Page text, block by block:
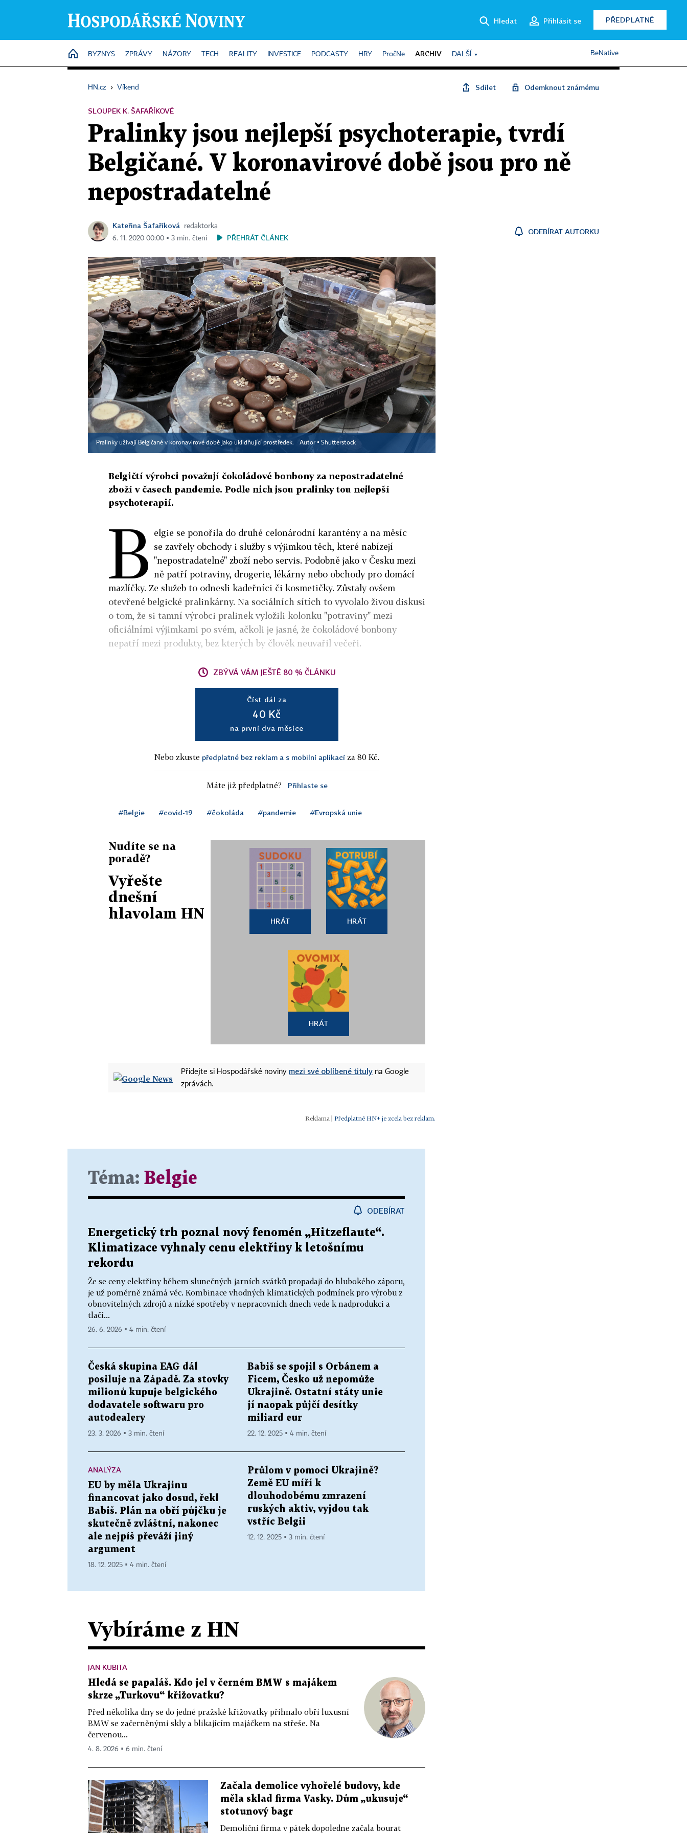
Hledat Přihlásit se PŘEDPLATNÉ
HOME
BYZNYS ZPRÁVY NÁZORY TECH REALITY INVESTICE PODCASTY HRY PročNe ARCHIV DALŠÍ BeNative
HN.cz › Víkend Sdílet Odemknout známému
SLOUPEK K. ŠAFAŘÍKOVÉ
Pralinky jsou nejlepší psychoterapie, tvrdí
Belgičané. V koronavirové době jsou pro ně
nepostradatelné
Kateřina Šafaříková
redaktorka
6. 11. 2020 00:00 ▪ 3 min. čtení
PŘEHRÁT ČLÁNEK
ODEBÍRAT AUTORKU
Pralinky užívají Belgičané v koronavirové době jako uklidňující prostředek. Autor ▪ Shutterstock
Belgičtí výrobci považují čokoládové bonbony za nepostradatelné
zboží v časech pandemie. Podle nich jsou pralinky tou nejlepší
psychoterapií.
B elgie se ponořila do druhé celonárodní karantény a na měsíc
se zavřely obchody i služby s výjimkou těch, které nabízejí
"nepostradatelné" zboží nebo servis. Podobně jako v Česku mezi
ně patří potraviny, drogerie, lékárny nebo obchody pro domácí
mazlíčky. Ze služeb to odnesli kadeřníci či kosmetičky. Zůstaly ovšem
otevřené belgické pralinkárny. Na sociálních sítích to vyvolalo živou diskusi
o tom, že si tamní výrobci pralinek vyložili kolonku "potraviny" mezi
oficiálními výjimkami po svém, ačkoli je jasné, že čokoládové bonbony
nepatří mezi produkty, bez kterých by člověk neuvařil večeři.
ZBÝVÁ VÁM JEŠTĚ 80 % ČLÁNKU
Číst dál za
40 Kč
na první dva měsíce
Nebo zkuste předplatné bez reklam a s mobilní aplikací za 80 Kč.
Máte již předplatné? Přihlaste se
#Belgie #covid-19 #čokoláda #pandemie #Evropská unie
Nudíte se na
poradě?
Vyřešte
dnešní
hlavolam HN
HRÁT HRÁT
HRÁT
Přidejte si Hospodářské noviny mezi své oblíbené tituly na Google
zprávách.
| Předplatné HN+ je zcela bez reklam.
Téma: Belgie
ODEBÍRAT
Energetický trh poznal nový fenomén „Hitzeflaute“.
Klimatizace vyhnaly cenu elektřiny k letošnímu
rekordu
Že se ceny elektřiny během slunečných jarních svátků propadají do hlubokého záporu,
je už poměrně známá věc. Kombinace vhodných klimatických podmínek pro výrobu z
obnovitelných zdrojů a nízké spotřeby v nepracovních dnech vede k nadprodukci a
tlačí...
26. 6. 2026 ▪ 4 min. čtení
Česká skupina EAG dál
posiluje na Západě. Za stovky
milionů kupuje belgického
dodavatele softwaru pro
autodealery
23. 3. 2026 ▪ 3 min. čtení
Babiš se spojil s Orbánem a
Ficem, Česko už nepomůže
Ukrajině. Ostatní státy unie
jí naopak půjčí desítky
miliard eur
22. 12. 2025 ▪ 4 min. čtení
ANALÝZA
EU by měla Ukrajinu
financovat jako dosud, řekl
Babiš. Plán na obří půjčku je
skutečně zvláštní, nakonec
ale nejpíš převáží jiný
argument
18. 12. 2025 ▪ 4 min. čtení
Průlom v pomoci Ukrajině?
Země EU míří k
dlouhodobému zmrazení
ruských aktiv, vyjdou tak
vstříc Belgii
12. 12. 2025 ▪ 3 min. čtení
Vybíráme z HN
JAN KUBITA
Hledá se papaláš. Kdo jel v černém BMW s majákem
skrze „Turkovu“ křižovatku?
Před několika dny se do jedné pražské křižovatky přihnalo obří luxusní
BMW se začerněnými skly a blikajícím majáčkem na střeše. Na
červenou...
4. 8. 2026 ▪ 6 min. čtení
Začala demolice vyhořelé budovy, kde
měla sklad firma Vasky. Dům „ukusuje“
stotunový bagr
Demoliční firma v pátek dopoledne začala bourat